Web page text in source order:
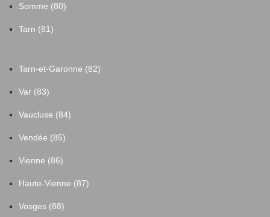
Somme (80)
Tarn (81)
Tarn-et-Garonne (82)
Var (83)
Vaucluse (84)
Vendée (85)
Vienne (86)
Haute-Vienne (87)
Vosges (88)